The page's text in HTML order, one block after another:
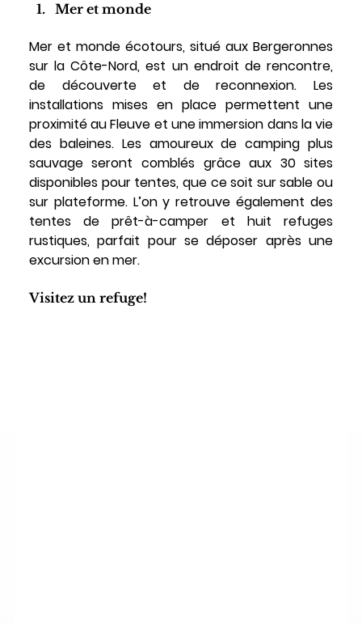
Mer et monde
Mer et monde écotours, situé aux Bergeronnes
sur la Côte-Nord, est un endroit de rencontre,
de découverte et de reconnexion. Les
installations mises en place permettent une
proximité au Fleuve et une immersion dans la vie
des baleines. Les amoureux de camping plus
sauvage seront comblés grâce aux 30 sites
disponibles pour tentes, que ce soit sur sable ou
sur plateforme. L’on y retrouve également des
tentes de prêt-à-camper et huit refuges
rustiques, parfait pour se déposer après une
excursion en mer.
Visitez un refuge!